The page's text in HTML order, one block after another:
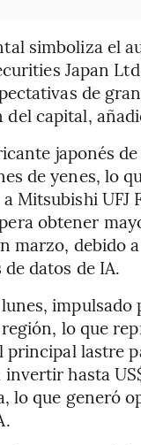
simboliza el
Japan
de
capital,
japonés
de yenes, lo
Mitsubishi
obtener
marzo, debido
datos de IA.
lo que
lastre
hasta
lo que generó